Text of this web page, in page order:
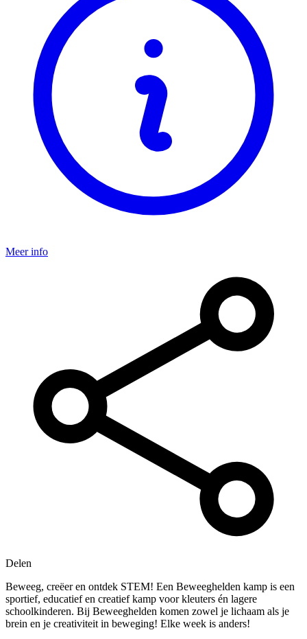
Meer info
Delen
Beweeg, creëer en ontdek STEM! Een Beweeghelden kamp is een
sportief, educatief en creatief kamp voor kleuters én lagere
schoolkinderen. Bij Beweeghelden komen zowel je lichaam als je
brein en je creativiteit in beweging! Elke week is anders!